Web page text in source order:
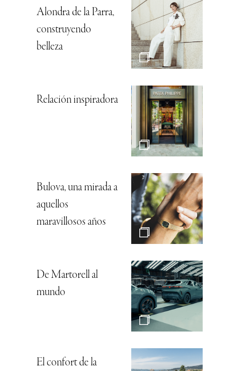
Alondra de la Parra,
construyendo
belleza
Relación inspiradora
Bulova, una mirada a
aquellos
maravillosos años
De Martorell al
mundo
El confort de la